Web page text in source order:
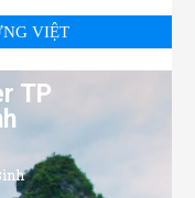
VIỆT
TP